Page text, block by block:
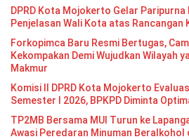
DPRD Kota Mojokerto Gelar Paripurna
Penjelasan Wali Kota atas Rancangan
Forkopimca Baru Resmi Bertugas,
Kekompakan Demi Wujudkan Wilayah
Makmur
Komisi II DPRD Kota Mojokerto
Semester I 2026, BPKPD Diminta
TP2MB Bersama MUI Turun ke
Awasi Peredaran Minuman Beralkohol